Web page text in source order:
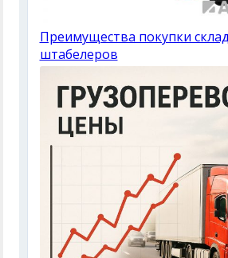
Преимущества покупки
штабелеров